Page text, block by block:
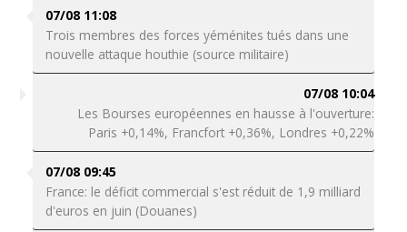
07/08 11:08
Trois membres des forces yéménites tués dans une
nouvelle attaque houthie (source militaire)
07/08 10:04
Les Bourses européennes en hausse à l'ouverture:
Paris +0,14%, Francfort +0,36%, Londres +0,22%
07/08 09:45
France: le déficit commercial s'est réduit de 1,9 milliard
d'euros en juin (Douanes)